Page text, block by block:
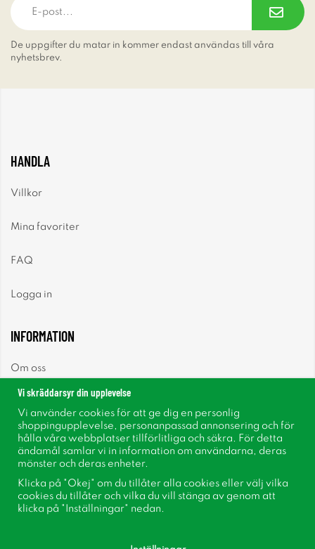
De uppgifter du matar in kommer endast användas till våra
nyhetsbrev.
HANDLA
Villkor
Mina favoriter
FAQ
Logga in
INFORMATION
Om oss
Nyhetsbrev
Om cookies
Inspiration
Vi skräddarsyr din upplevelse
Vi använder cookies för att ge dig en personlig
shoppingupplevelse, personanpassad annonsering och för
hålla våra webbplatser tillförlitliga och säkra. För detta
ändamål samlar vi in information om användarna, deras
mönster och deras enheter.
Klicka på "Okej" om du tillåter alla cookies eller välj vilka
cookies du tillåter och vilka du vill stänga av genom att
klicka på "Inställningar" nedan.